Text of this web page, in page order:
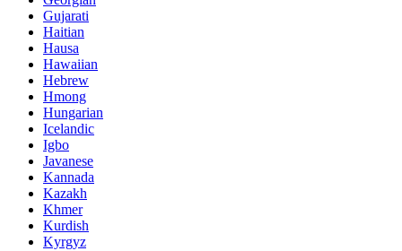
Gujarati
Haitian
Hausa
Hawaiian
Hebrew
Hmong
Hungarian
Icelandic
Igbo
Javanese
Kannada
Kazakh
Khmer
Kurdish
Kyrgyz